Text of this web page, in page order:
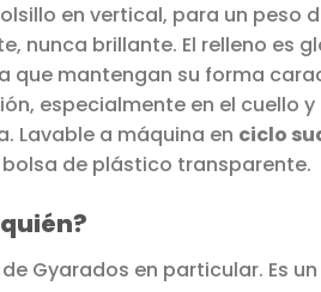
en vertical, para un peso
nunca brillante. El relleno es
que mantengan su forma
especialmente en el cuello
Lavable a máquina en ciclo
de plástico transparente.
Gyarados en particular. Es